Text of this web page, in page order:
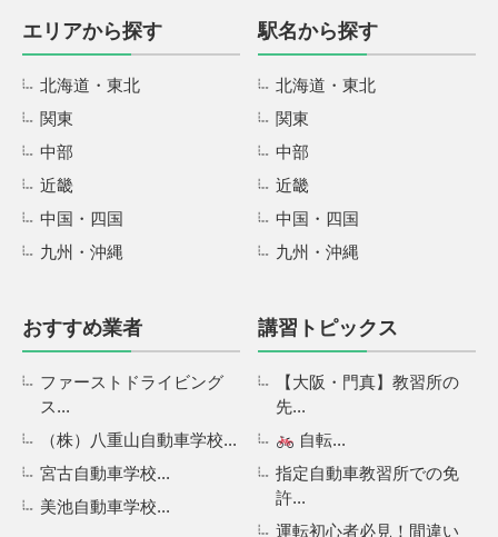
エリアから探す
北海道・東北
関東
中部
近畿
中国・四国
九州・沖縄
駅名から探す
北海道・東北
関東
中部
近畿
中国・四国
九州・沖縄
おすすめ業者
ファーストドライビング
ス...
（株）八重山自動車学校...
宮古自動車学校...
美池自動車学校...
講習トピックス
【大阪・門真】教習所の
先...
自転...
指定自動車教習所での免
許...
運転初心者必見！間違い